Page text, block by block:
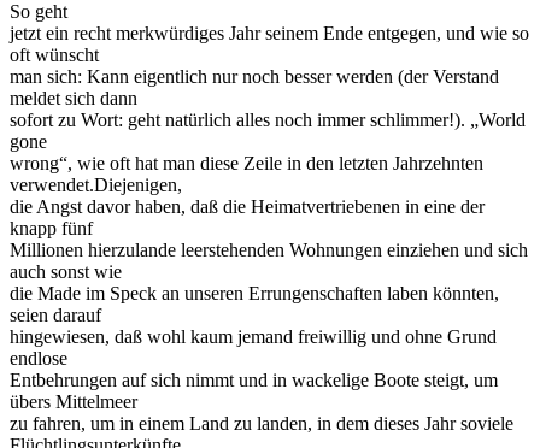
So geht
jetzt ein recht merkwürdiges Jahr seinem Ende entgegen, und wie so
oft wünscht
man sich: Kann eigentlich nur noch besser werden (der Verstand
meldet sich dann
sofort zu Wort: geht natürlich alles noch immer schlimmer!). „World
gone
wrong“, wie oft hat man diese Zeile in den letzten Jahrzehnten
verwendet.Diejenigen,
die Angst davor haben, daß die Heimatvertriebenen in eine der
knapp fünf
Millionen hierzulande leerstehenden Wohnungen einziehen und sich
auch sonst wie
die Made im Speck an unseren Errungenschaften laben könnten,
seien darauf
hingewiesen, daß wohl kaum jemand freiwillig und ohne Grund
endlose
Entbehrungen auf sich nimmt und in wackelige Boote steigt, um
übers Mittelmeer
zu fahren, um in einem Land zu landen, in dem dieses Jahr soviele